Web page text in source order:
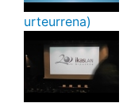
urteurrena)